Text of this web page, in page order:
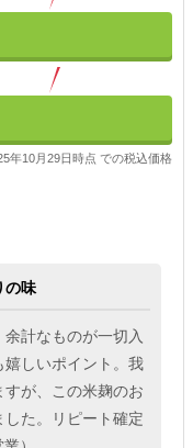
年10月29日時点 での税込価格
の味
計なものが一切入
嬉しいポイント。我
が、この米麹のお
た。リピート確定